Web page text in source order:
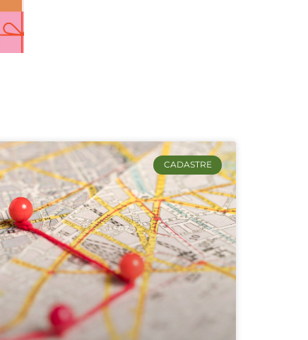
CADASTRE